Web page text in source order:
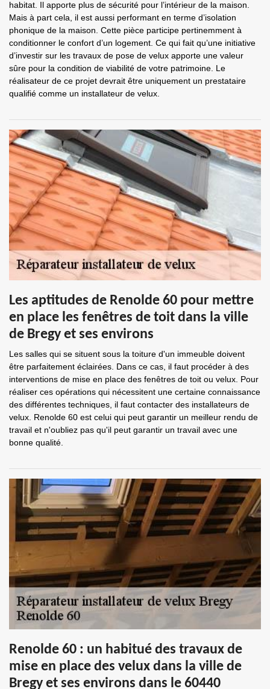
habitat. Il apporte plus de sécurité pour l’intérieur de la maison.
Mais à part cela, il est aussi performant en terme d’isolation
phonique de la maison. Cette pièce participe pertinemment à
conditionner le confort d’un logement. Ce qui fait qu’une initiative
d’investir sur les travaux de pose de velux apporte une valeur
sûre pour la condition de viabilité de votre patrimoine. Le
réalisateur de ce projet devrait être uniquement un prestataire
qualifié comme un installateur de velux.
Les aptitudes de Renolde 60 pour mettre
en place les fenêtres de toit dans la ville
de Bregy et ses environs
Les salles qui se situent sous la toiture d'un immeuble doivent
être parfaitement éclairées. Dans ce cas, il faut procéder à des
interventions de mise en place des fenêtres de toit ou velux. Pour
réaliser ces opérations qui nécessitent une certaine connaissance
des différentes techniques, il faut contacter des installateurs de
velux. Renolde 60 est celui qui peut garantir un meilleur rendu de
travail et n'oubliez pas qu'il peut garantir un travail avec une
bonne qualité.
Renolde 60 : un habitué des travaux de
mise en place des velux dans la ville de
Bregy et ses environs dans le 60440